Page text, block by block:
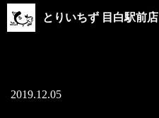
とりいちず 目白駅前店
2019.12.05